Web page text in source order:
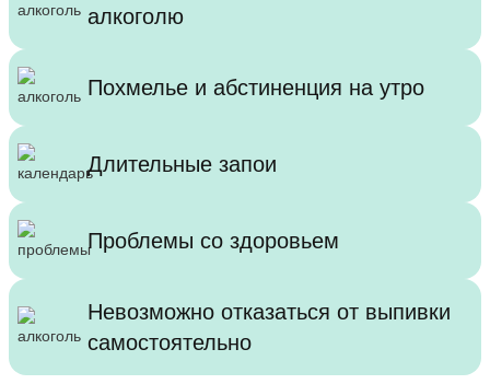
алкоголю
Похмелье и абстиненция на утро
Длительные запои
Проблемы со здоровьем
Невозможно отказаться от выпивки
самостоятельно